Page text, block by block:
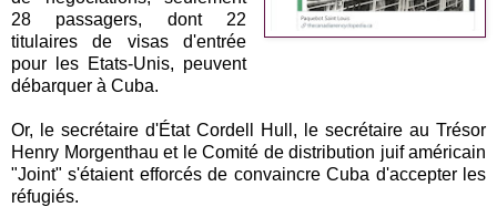
28 passagers, dont 22
titulaires de visas d'entrée
pour les Etats-Unis, peuvent
débarquer à Cuba.
Or, le secrétaire d'État Cordell Hull, le secrétaire au Trésor
Henry Morgenthau et le Comité de distribution juif américain
"Joint" s'étaient efforcés de convaincre Cuba d'accepter les
réfugiés.